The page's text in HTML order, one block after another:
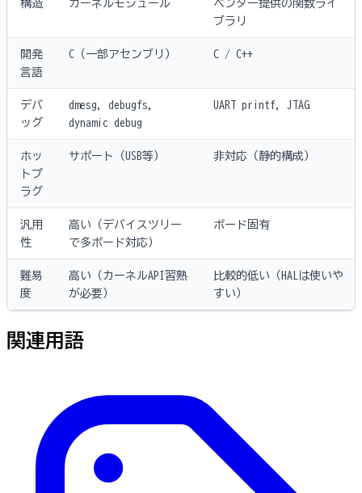
構造 カーネルモジュール
ベンダー提供の関数ライ
ブラリ
開発
言語
C（一部アセンブリ） C / C++
デバ
ッグ
dmesg, debugfs,
dynamic debug
UART printf, JTAG
ホッ
トプ
ラグ
サポート（USB等） 非対応（静的構成）
汎用
性
高い（デバイスツリー
で多ボード対応）
ボード固有
難易
度
高い（カーネルAPI習熟
が必要）
比較的低い（HALは使いや
すい）
関連用語